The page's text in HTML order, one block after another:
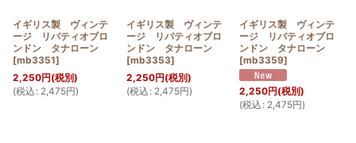
イギリス製 ヴィンテ
ージ リバティオブロ
ンドン タナローン
[mb3351]
2,250円(税別)
(税込 : 2,475円)
イギリス製 ヴィンテ
ージ リバティオブロ
ンドン タナローン
[mb3353]
2,250円(税別)
(税込 : 2,475円)
イギリス製 ヴィンテ
ージ リバティオブロ
ンドン タナローン
[mb3359]
2,250円(税別)
(税込 : 2,475円)